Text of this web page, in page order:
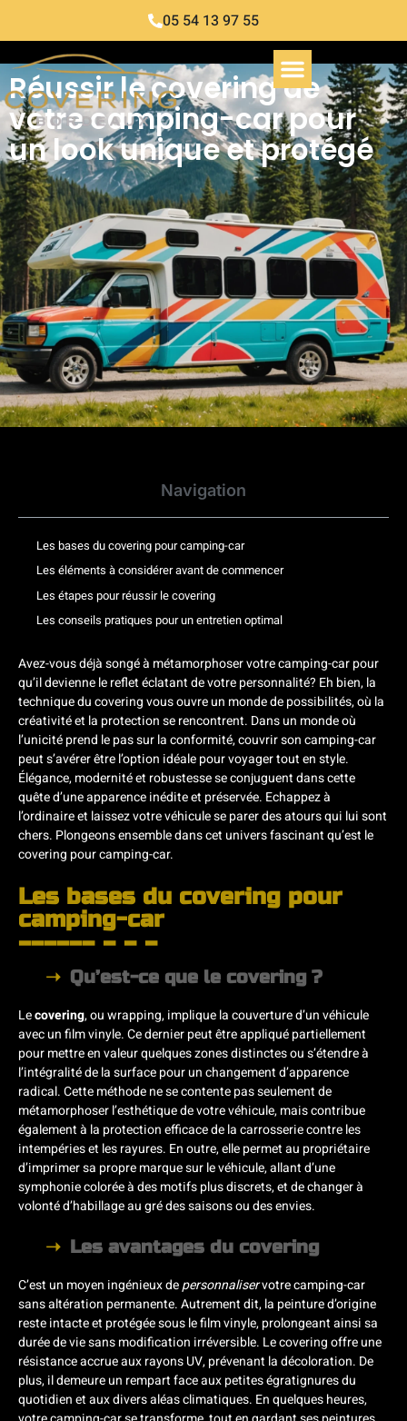
05 54 13 97 55
Réussir le covering de
votre camping-car pour
un look unique et protégé
Navigation
Les bases du covering pour camping-car
Les éléments à considérer avant de commencer
Les étapes pour réussir le covering
Les conseils pratiques pour un entretien optimal
Avez-vous déjà songé à métamorphoser votre camping-car pour
qu’il devienne le reflet éclatant de votre personnalité? Eh bien, la
technique du covering vous ouvre un monde de possibilités, où la
créativité et la protection se rencontrent. Dans un monde où
l’unicité prend le pas sur la conformité, couvrir son camping-car
peut s’avérer être l’option idéale pour voyager tout en style.
Élégance, modernité et robustesse se conjuguent dans cette
quête d’une apparence inédite et préservée. Echappez à
l’ordinaire et laissez votre véhicule se parer des atours qui lui sont
chers. Plongeons ensemble dans cet univers fascinant qu’est le
covering pour camping-car.
Les bases du covering pour
camping-car
Qu’est-ce que le covering ?
Lecovering, ou wrapping, implique la couverture d’un véhicule
avec un film vinyle. Ce dernier peut être appliqué partiellement
pour mettre en valeur quelques zones distinctes ou s’étendre à
l’intégralité de la surface pour un changement d’apparence
radical. Cette méthode ne se contente pas seulement de
métamorphoser l’esthétique de votre véhicule, mais contribue
également à la protection efficace de la carrosserie contre les
intempéries et les rayures. En outre, elle permet au propriétaire
d’imprimer sa propre marque sur le véhicule, allant d’une
symphonie colorée à des motifs plus discrets, et de changer à
volonté d’habillage au gré des saisons ou des envies.
Les avantages du covering
C’est un moyen ingénieux depersonnaliservotre camping-car
sans altération permanente. Autrement dit, la peinture d’origine
reste intacte et protégée sous le film vinyle, prolongeant ainsi sa
durée de vie sans modification irréversible. Le covering offre une
résistance accrue aux rayons UV, prévenant la décoloration. De
plus, il demeure un rempart face aux petites égratignures du
quotidien et aux divers aléas climatiques. En quelques heures,